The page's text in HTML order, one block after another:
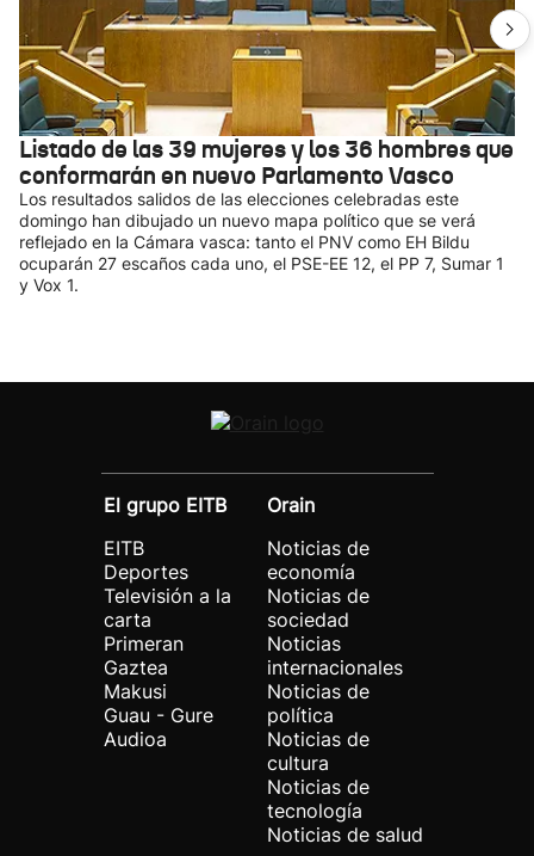
Listado de las 39 mujeres y los 36 hombres que
conformarán en nuevo Parlamento Vasco
Los resultados salidos de las elecciones celebradas este
domingo han dibujado un nuevo mapa político que se verá
reflejado en la Cámara vasca: tanto el PNV como EH Bildu
ocuparán 27 escaños cada uno, el PSE-EE 12, el PP 7, Sumar 1
y Vox 1.
El grupo EITB
EITB
Deportes
Televisión a la
carta
Primeran
Gaztea
Makusi
Guau - Gure
Audioa
Orain
Noticias de
economía
Noticias de
sociedad
Noticias
internacionales
Noticias de
política
Noticias de
cultura
Noticias de
tecnología
Noticias de salud